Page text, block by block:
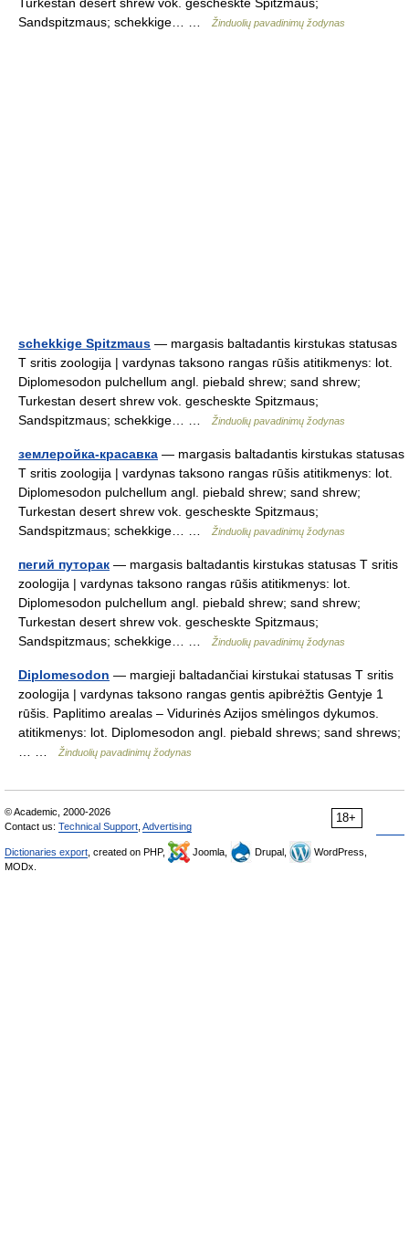
Sandspitzmaus; schekkige… …
Žinduolių pavadinimų žodynas
schekkige Spitzmaus — margasis baltadantis kirstukas statusas
T sritis zoologija | vardynas taksono rangas rūšis atitikmenys: lot.
Diplomesodon pulchellum angl. piebald shrew; sand shrew;
Turkestan desert shrew vok. gescheskte Spitzmaus;
Sandspitzmaus; schekkige… …
Žinduolių pavadinimų žodynas
землеройка-красавка — margasis baltadantis kirstukas statusas
T sritis zoologija | vardynas taksono rangas rūšis atitikmenys: lot.
Diplomesodon pulchellum angl. piebald shrew; sand shrew;
Turkestan desert shrew vok. gescheskte Spitzmaus;
Sandspitzmaus; schekkige… …
Žinduolių pavadinimų žodynas
пегий путорак — margasis baltadantis kirstukas statusas T sritis
zoologija | vardynas taksono rangas rūšis atitikmenys: lot.
Diplomesodon pulchellum angl. piebald shrew; sand shrew;
Turkestan desert shrew vok. gescheskte Spitzmaus;
Sandspitzmaus; schekkige… …
Žinduolių pavadinimų žodynas
Diplomesodon — margieji baltadančiai kirstukai statusas T sritis
zoologija | vardynas taksono rangas gentis apibrėžtis Gentyje 1
rūšis. Paplitimo arealas – Vidurinės Azijos smėlingos dykumos.
atitikmenys: lot. Diplomesodon angl. piebald shrews; sand shrews;
Žinduolių pavadinimų žodynas
18+
© Academic, 2000-2026
Contact us: Technical Support Advertising
Dictionaries export , created on PHP, Joomla, Drupal,
WordPress,
MODx.